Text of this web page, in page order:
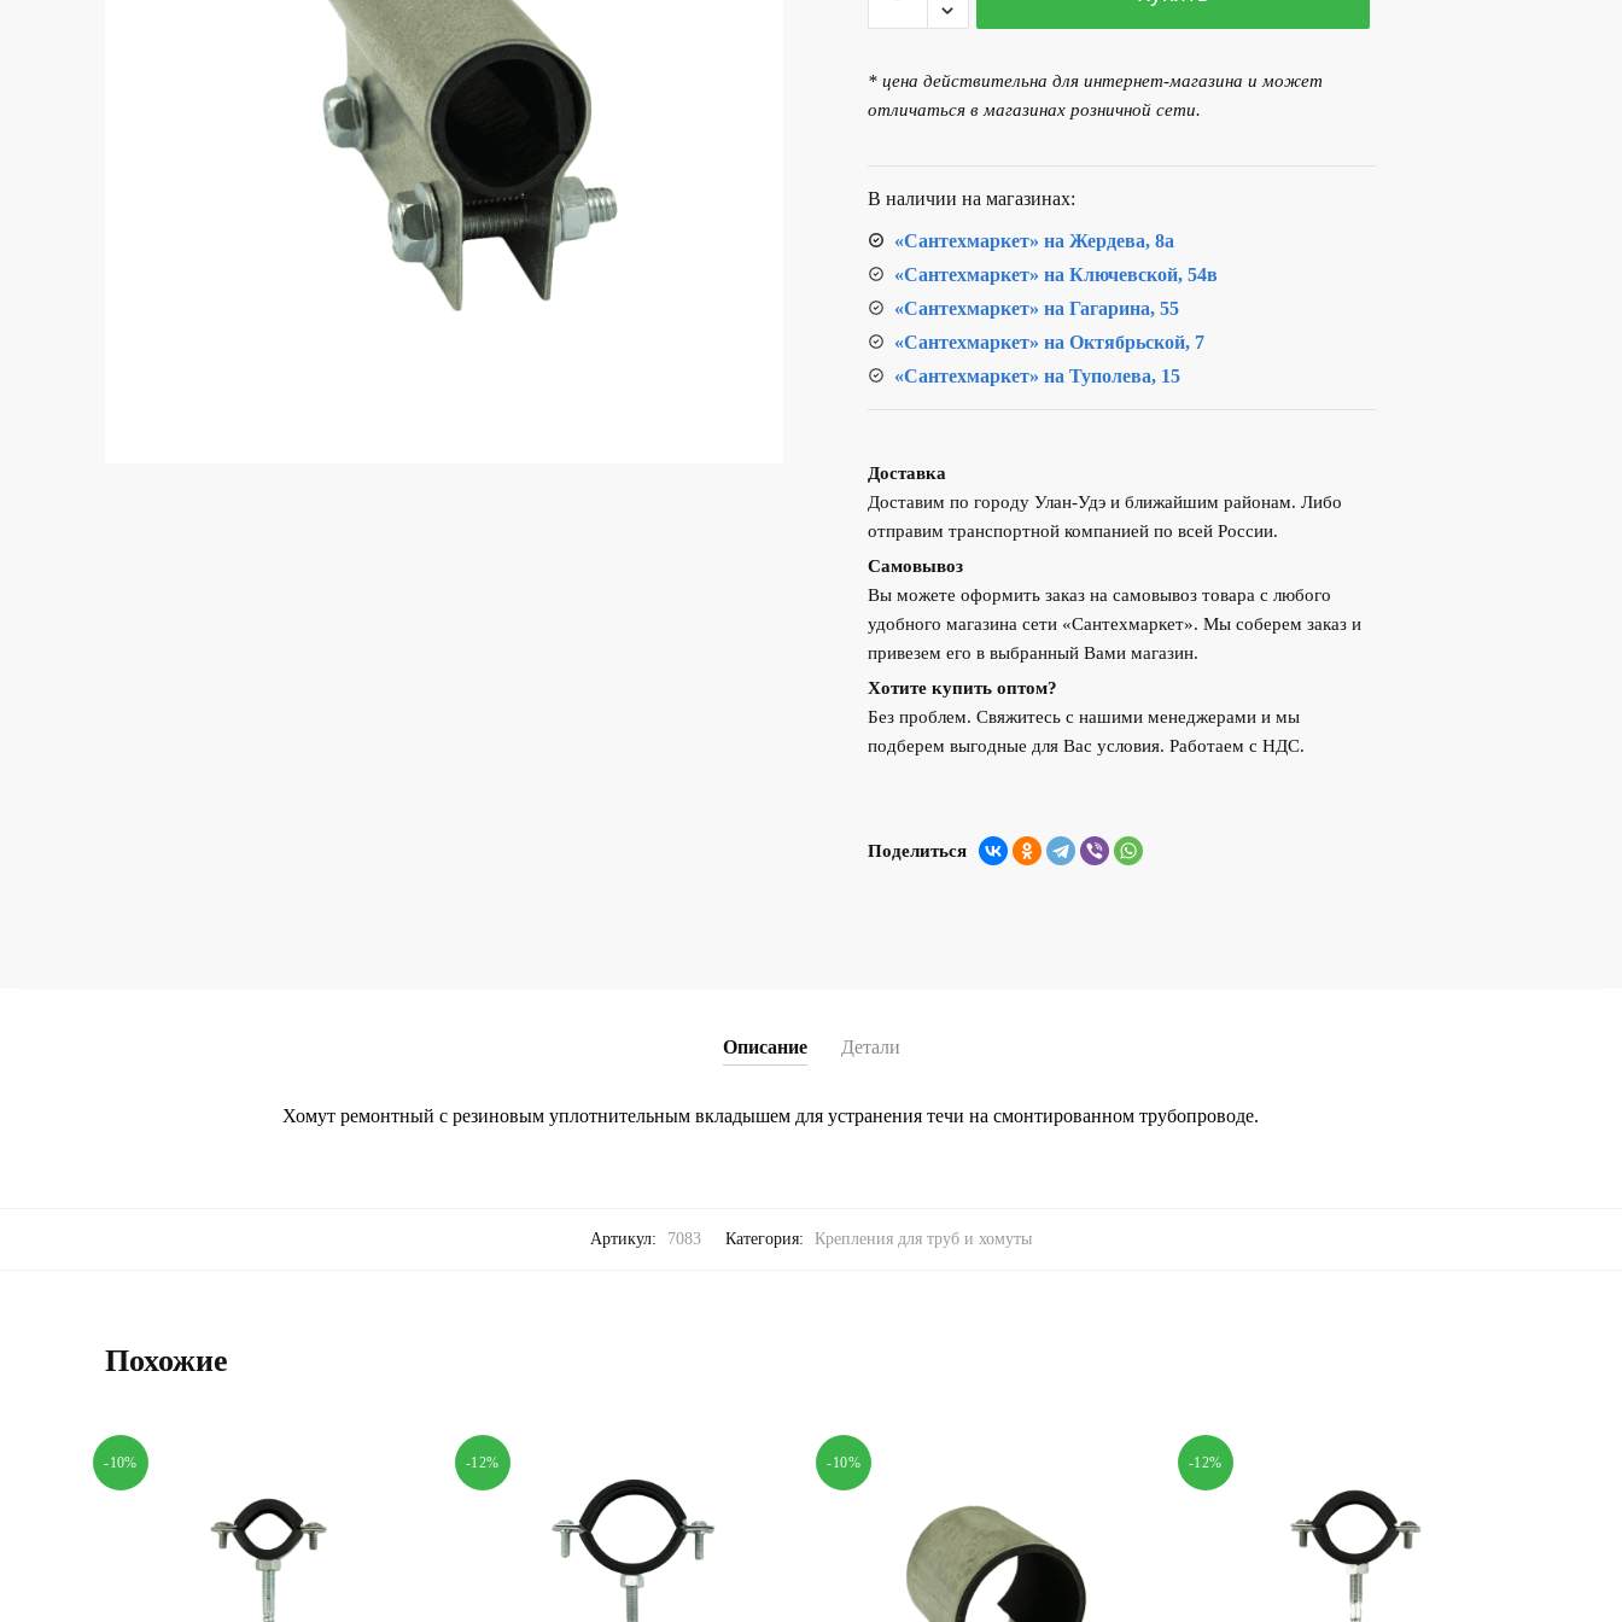
Хомут
d15
* цена действительна для интернет-магазина и может
отличаться в магазинах розничной сети.
В наличии на магазинах:
«Сантехмаркет» на Жердева, 8а
«Сантехмаркет» на Ключевской, 54в
«Сантехмаркет» на Гагарина, 55
«Сантехмаркет» на Октябрьской, 7
«Сантехмаркет» на Туполева, 15
Доставка
Доставим по городу Улан-Удэ и ближайшим районам. Либо
отправим транспортной компанией по всей России.
Самовывоз
Вы можете оформить заказ на самовывоз товара с любого
удобного магазина сети «Сантехмаркет». Мы соберем заказ и
привезем его в выбранный Вами магазин.
Хотите купить оптом?
Без проблем. Свяжитесь с нашими менеджерами и мы
подберем выгодные для Вас условия. Работаем с НДС.
Поделиться
Описание Детали
Хомут ремонтный с резиновым уплотнительным вкладышем для устранения течи на смонтированном трубопроводе.
Артикул: 7083 Категория: Крепления для труб и хомуты
Похожие
-10% -12% -10% -12%